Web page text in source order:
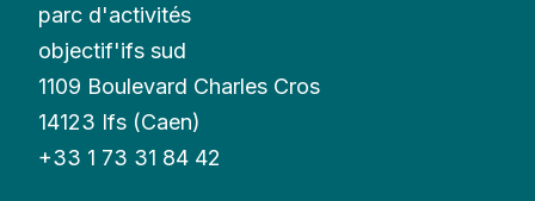
parc d'activités
objectif'ifs sud
1109 Boulevard Charles Cros
14123 Ifs (Caen)
+33 1 73 31 84 42